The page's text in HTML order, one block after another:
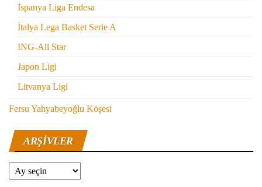
İspanya Liga Endesa
İtalya Lega Basket Serie A
ING-All Star
Japon Ligi
Litvanya Ligi
Fersu Yahyabeyoğlu Köşesi
ARŞIVLER
Arşivler